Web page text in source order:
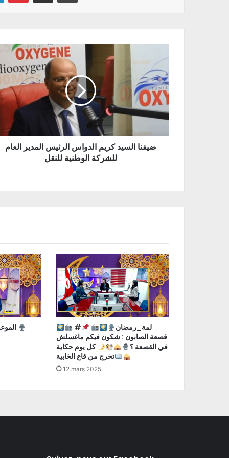
ضيفنا السيد كريم الدواس الرئيس المدير العام
للشركة الوطنية للنقل
الموعد الإخباري مع رانية الدغار
#لمة_رمضان
قصعة الصابون : شكون فيكم ماغسلش
في القصعة ؟
كل يوم حكاية
تخرج من قاع الخابية
12 mars 2025